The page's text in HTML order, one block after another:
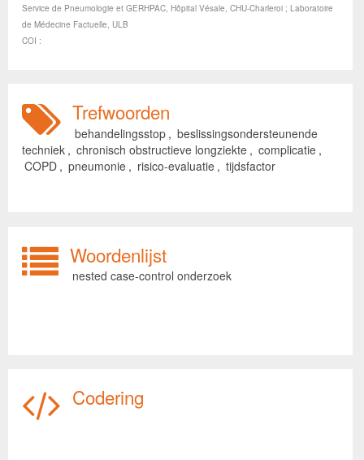
Service de Pneumologie et GERHPAC, Hôpital Vésale, CHU-Charleroi ; Laboratoire
de Médecine Factuelle, ULB
COI :
Trefwoorden
behandelingsstop , beslissingsondersteunende
techniek , chronisch obstructieve longziekte , complicatie ,
COPD , pneumonie , risico-evaluatie , tijdsfactor
Woordenlijst
nested case-control onderzoek
Codering